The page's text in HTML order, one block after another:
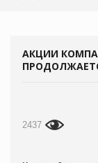
АКЦИИ
2437